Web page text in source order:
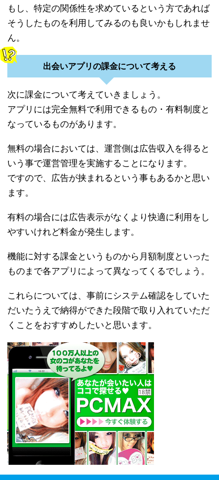
もし、特定の関係性を求めているという方であれば
そうしたものを利用してみるのも良いかもしれませ
ん。
出会いアプリの課金について考える
次に課金について考えていきましょう。
アプリには完全無料で利用できるもの・有料制度と
なっているものがあります。
無料の場合においては、運営側は広告収入を得ると
いう事で運営管理を実施することになります。
ですので、広告が挟まれるという事もあるかと思い
ます。
有料の場合には広告表示がなくより快適に利用をし
やすいけれど料金が発生します。
機能に対する課金というものから月額制度といった
ものまで各アプリによって異なってくるでしょう。
これらについては、事前にシステム確認をしていた
だいたうえで納得ができた段階で取り入れていただ
くことをおすすめしたいと思います。